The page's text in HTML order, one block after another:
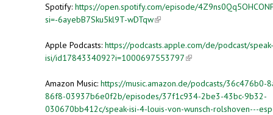
Spotify: https://open.spotify.com/episode/
si=-6ayebB7Sku5kl9T-wDTqw(link is external)
Apple Podcasts: https://podcasts.apple.com/de/podcast/speak-
isi/id1784334092?i=1000697553797(link is
Amazon Music: https://music.amazon.de/podcasts/36c476b0-
86f8-03937b6e0f2b/episodes/37f1c934-2be3-43bc-9b32-
030670bb412c/speak-isi-4-louis-von-wunsch-rolshoven---